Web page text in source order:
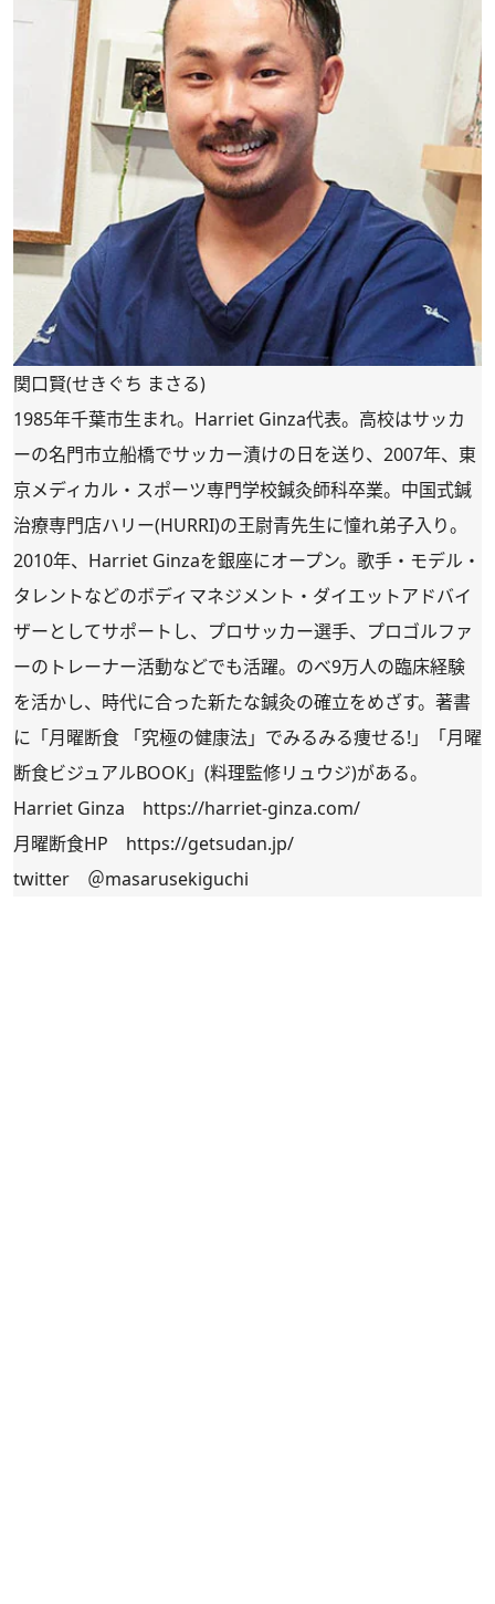
関口賢(せきぐち まさる)
1985年千葉市生まれ。Harriet Ginza代表。高校はサッカ
ーの名門市立船橋でサッカー漬けの日を送り、2007年、東
京メディカル・スポーツ専門学校鍼灸師科卒業。中国式鍼
治療専門店ハリー(HURRI)の王尉青先生に憧れ弟子入り。
2010年、 Harriet Ginzaを銀座にオープン。歌手・モデル・
タレントなどのボディマネジメント・ダイエットアドバイ
ザーとしてサポートし、プロサッカー選手、プロゴルファ
ーのトレーナー活動などでも活躍。のべ9万人の臨床経験
を活かし、時代に合った新たな鍼灸の確立をめざす。著書
に「月曜断食 「究極の健康法」でみるみる痩せる!」「月曜
断食ビジュアルBOOK」(料理監修リュウジ)がある。
Harriet Ginza https://harriet-ginza.com/
月曜断食HP https://getsudan.jp/
twitter ＠masarusekiguchi